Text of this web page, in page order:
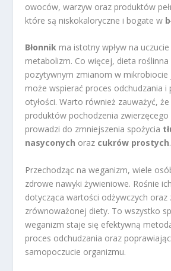
owoców, warzyw oraz produktów
które są niskokaloryczne i bogate w
Błonnik ma istotny wpływ na
metabolizm. Co więcej, dieta roślinna
pozytywnym zmianom w
może wspierać proces odchudzania i
otyłości. Warto również zauważyć,
produktów pochodzenia zwierzęcego
prowadzi do zmniejszenia spożycia
nasyconych oraz cukrów prostych.
Przechodząc na weganizm, wiele
zdrowe nawyki żywieniowe. Rośnie
dotycząca wartości odżywczych oraz
zrównoważonej diety. To wszystko
weganizm staje się efektywną
proces odchudzania oraz
samopoczucie organizmu.